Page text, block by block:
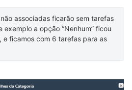
associadas ficarão sem tarefas
exemplo a opção “Nenhum” ficou
e ficamos com 6 tarefas para as